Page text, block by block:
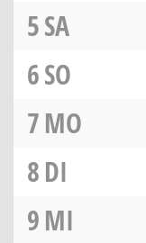
5SA
6SO
7MO
8DI
9MI